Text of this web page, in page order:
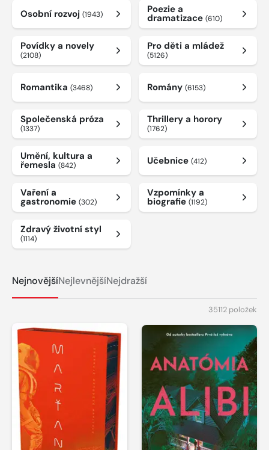
Osobní rozvoj (1943) Poezie a
dramatizace (610)
Povídky a novely
(2108)
Pro děti a mládež
(5126)
Romantika (3468) Romány (6153)
Společenská próza
(1337)
Thrillery a horory
(1762)
Umění, kultura a
řemesla (842) Učebnice (412)
Vaření a
gastronomie (302)
Vzpomínky a
biografie (1192)
Zdravý životní styl
(1114)
NejnovějšíNejlevnějšíNejdražší
35112 položek